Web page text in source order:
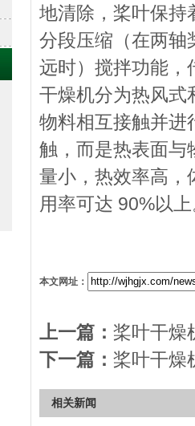
地清除，桨叶保持
分段压缩（在两轴
远时）搅拌功能，
干燥机分为热风式
物料相互接触并进
触，而是热表面与
量小，热效率高，
用率可达 90%以
本文网址：
上一篇： 桨叶干燥
下一篇： 桨叶干燥
相关新闻